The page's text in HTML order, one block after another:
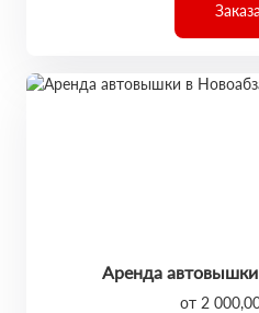
Аренда
от 2